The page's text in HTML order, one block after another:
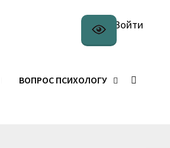
Войти
ВОПРОС ПСИХОЛОГУ